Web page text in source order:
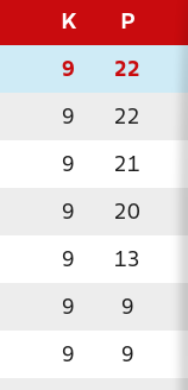
K P
9 22
9 22
9 21
9 20
9 13
9 9
9 9